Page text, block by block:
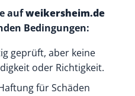
aufweikersheim.de
Bedingungen:
geprüft, aber keine
oder Richtigkeit.
für Schäden